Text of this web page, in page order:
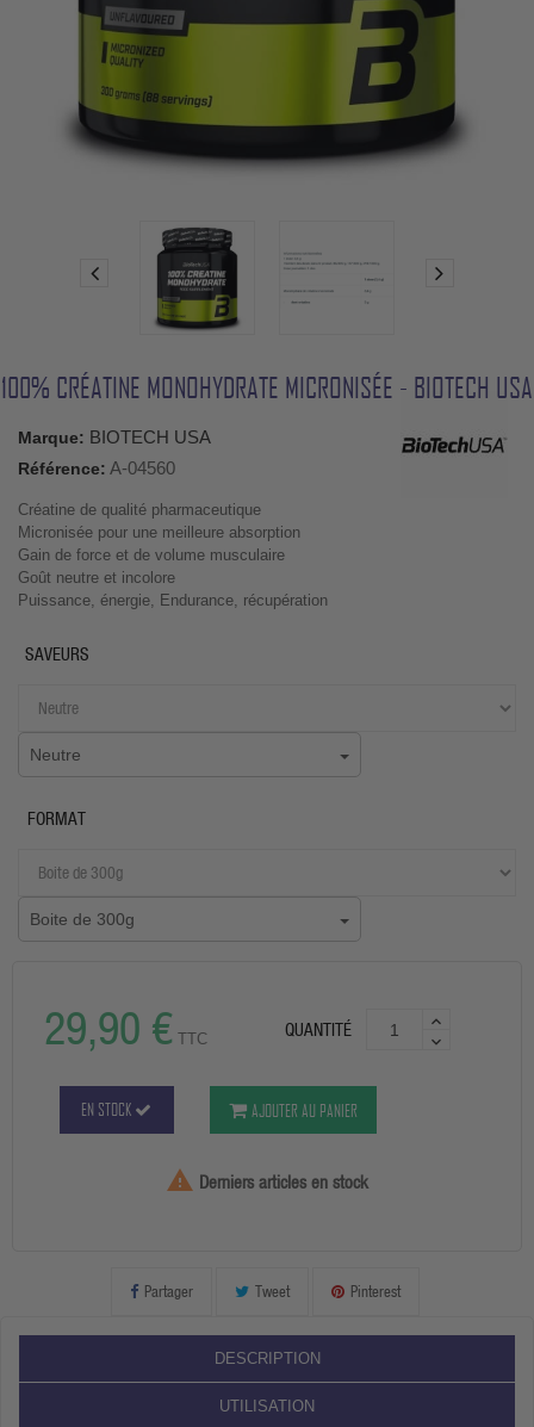
100% CRÉATINE MONOHYDRATE MICRONISÉE - BIOTECH USA
Marque: BIOTECH USA
Référence: A-04560
Créatine de qualité pharmaceutique
Micronisée pour une meilleure absorption
Gain de force et de volume musculaire
Goût neutre et incolore
Puissance, énergie, Endurance, récupération
SAVEURS
Neutre
FORMAT
Boite de 300g
29,90 € TTC QUANTITÉ
EN STOCK AJOUTER AU PANIER
 Derniers articles en stock
Partager Tweet Pinterest
DESCRIPTION
UTILISATION